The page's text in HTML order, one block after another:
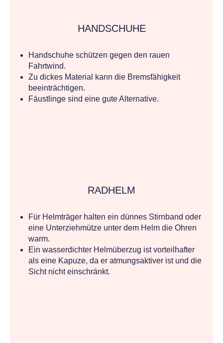
HANDSCHUHE
Handschuhe schützen gegen den rauen
Fahrtwind.
Zu dickes Material kann die Bremsfähigkeit
beeinträchtigen.
Fäustlinge sind eine gute Alternative.
RADHELM
Für Helmträger halten ein dünnes Stirnband oder
eine Unterziehmütze unter dem Helm die Ohren
warm.
Ein wasserdichter Helmüberzug ist vorteilhafter
als eine Kapuze, da er atmungsaktiver ist und die
Sicht nicht einschränkt.